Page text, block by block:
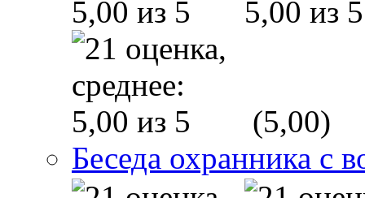
(5,00)
Беседа охранника с